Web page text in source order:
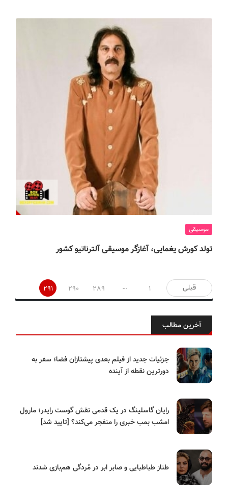
موسیقی
تولد کورش یغمایی، آغازگر موسیقی آلترناتیو کشور
صفحه‌بندی
نوشته‌ها
قبلی 1
…
289
290
291
آخرین مطالب
جزئیات جدید از فیلم بعدی پیشتازان فضا؛ سفر به
دورترین نقطه از آینده
رایان گاسلینگ در یک قدمی نقش گوست رایدر؛ مارول
امشب بمب خبری را منفجر می‌کند؟ [تایید شد]
طناز طباطبایی و صابر ابر در مُردگی هم‌بازی شدند